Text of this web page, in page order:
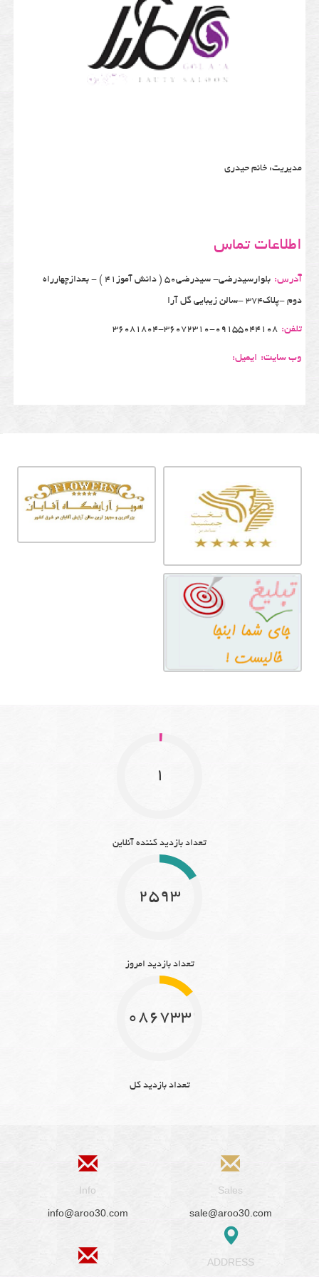
مدیریت: خانم حیدری
اطلاعات تماس
آدرس: بلوارسیدرضی- سیدرضی50 ( دانش آموز41 ) - بعدازچهارراه
دوم -پلاک374 -سالن زیبایی گل آرا
تلفن: 36081804-36072310-09155044108
وب سایت: ایمیل:
1
تعداد بازدید کننده آنلاین
2593
تعداد بازدید امروز
10867332
تعداد بازدید کل
Info
info@aroo30.com
Sales
sale@aroo30.com
ADDRESS